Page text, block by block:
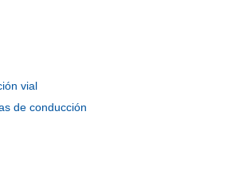
vial
de conducción